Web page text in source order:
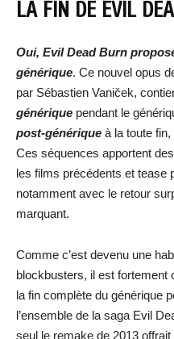
LA FIN DE EVIL
Oui, Evil Dead Burn
générique. Ce nouvel opus
par Sébastien Vaniček,
générique pendant le
post-générique à la toute
Ces séquences apportent
les films précédents et tease
notamment avec le retour
marquant.
Comme c’est devenu une
blockbusters, il est fortement
la fin complète du générique
l’ensemble de la saga Evil
seul le remake de 2013